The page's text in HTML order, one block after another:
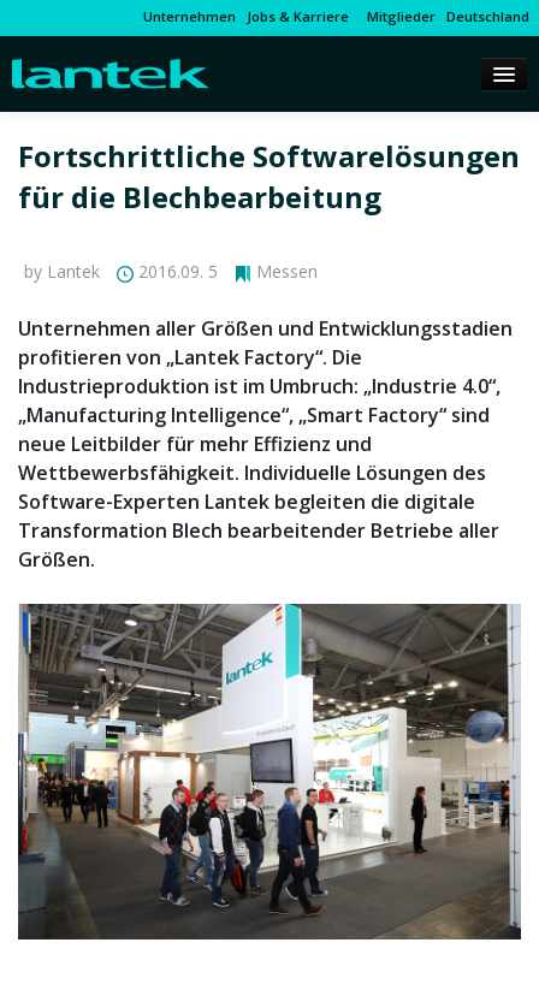
Unternehmen Jobs & Karriere Mitglieder Deutschland
Fortschrittliche Softwarelösungen
für die Blechbearbeitung
by Lantek 2016.09. 5 Messen
Unternehmen aller Größen und Entwicklungsstadien
profitieren von „Lantek Factory“. Die
Industrieproduktion ist im Umbruch: „Industrie 4.0“,
„Manufacturing Intelligence“, „Smart Factory“ sind
neue Leitbilder für mehr Effizienz und
Wettbewerbsfähigkeit. Individuelle Lösungen des
Software-Experten Lantek begleiten die digitale
Transformation Blech bearbeitender Betriebe aller
Größen.